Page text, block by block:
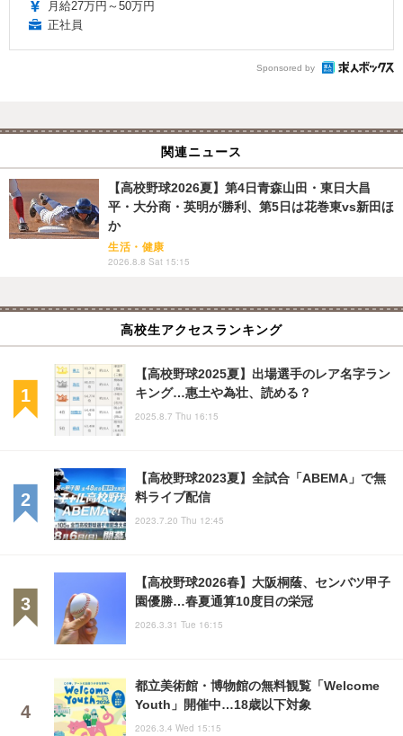
月給27万円～50万円
正社員
Sponsored by
関連ニュース
【高校野球2026夏】第4日青森山田・東日大昌
平・大分商・英明が勝利、第5日は花巻東vs新田ほ
か
生活・健康
2026.8.8 Sat 15:15
高校生アクセスランキング
【高校野球2025夏】出場選手のレア名字ラン
キング…惠土や為壮、読める？
2025.8.7 Thu 16:15
【高校野球2023夏】全試合「ABEMA」で無
料ライブ配信
2023.7.20 Thu 12:45
【高校野球2026春】大阪桐蔭、センバツ甲子
園優勝…春夏通算10度目の栄冠
2026.3.31 Tue 16:15
都立美術館・博物館の無料観覧「Welcome
Youth」開催中…18歳以下対象
2026.3.4 Wed 15:15